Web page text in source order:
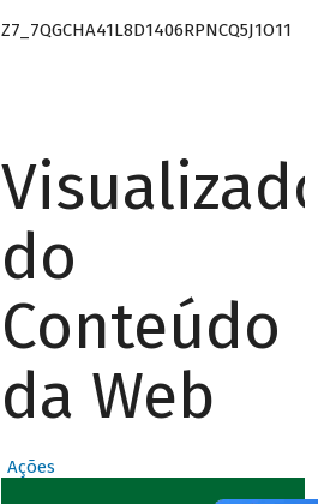
Z7_7QGCHA41L8D1406RPNCQ5J1O11
Visualizador
do
Conteúdo
da Web
Ações